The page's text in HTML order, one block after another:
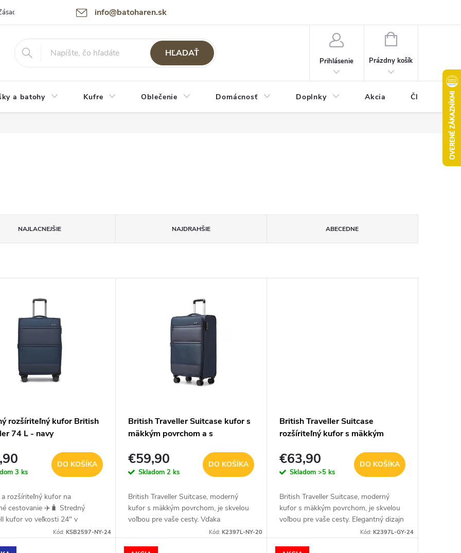
info@batoharen.sk
spracovania osobných údajov (GDPR) Podmienky použitia webu
HĽADAŤ
Prihlásenie
NÁKUPNÝ
Prázdny košík
a batohy Kufre Oblečenie Domácnosť Doplnky Akcia Články
NAJLACNEJŠIE NAJDRAHŠIE ABECEDNE
rozšíriteľný kufor British
74 L - navy
3 ks
DO KOŠÍKA
rozšíriteľný kufor na
cestovanie ✈️🧳 Stredný
kufor vo veľkosti 24" v
tmavomodrej farbe spája
Kód: KSB2597-NY-24
British Traveller Suitcase kufor s
mäkkým povrchom a s
- 40L
€59,90
Skladom 2 ks
DO KOŠÍKA
British Traveller Suitcase, moderný
kufor s mäkkým povrchom, je skvelou
voľbou pre vaše cesty. Vďaka
elegantnému dizajnu a priehradke na
Kód: K2397L-NY-20
British Traveller Suitcase
rozšíriteľný kufor s mäkkým
75L
€63,90
Skladom >5 ks
DO KOŠÍKA
British Traveller Suitcase, moderný
kufor s mäkkým povrchom, je skvelou
voľbou pre vaše cesty. Elegantný dizajn
sa výborne hodí ako na pracovné cesty,
Kód: K2397L-GY-24